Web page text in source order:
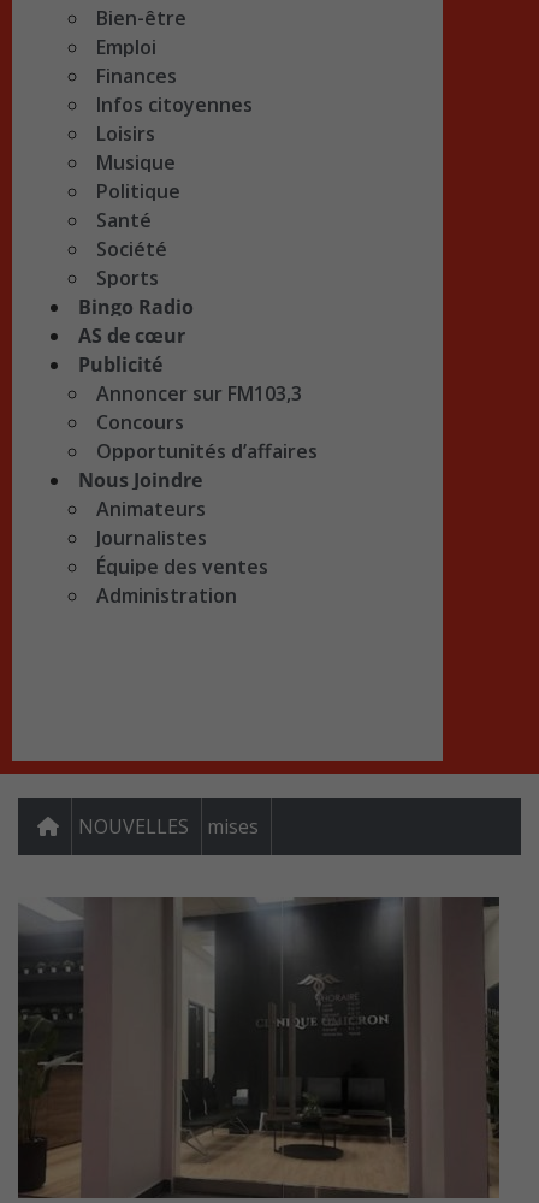
Bien-être
Emploi
Finances
Infos citoyennes
Loisirs
Musique
Politique
Santé
Société
Sports
Bingo Radio
AS de cœur
Publicité
Annoncer sur FM103,3
Concours
Opportunités d’affaires
Nous Joindre
Animateurs
Journalistes
Équipe des ventes
Administration
NOUVELLES mises